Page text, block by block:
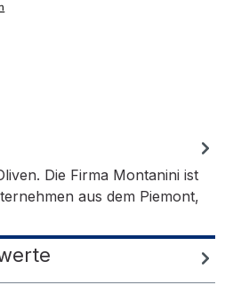
Die Firma Montanini ist
aus dem Piemont,